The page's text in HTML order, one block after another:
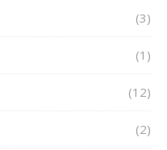
(3)
(1)
(12)
(2)